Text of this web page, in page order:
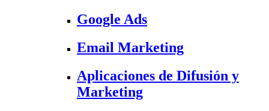
Google Ads
Email Marketing
Aplicaciones de Difusión y
Marketing